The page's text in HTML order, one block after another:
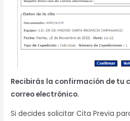
Recibirás la confirmación de tu
correo electrónico.
Si decides solicitar Cita Previa